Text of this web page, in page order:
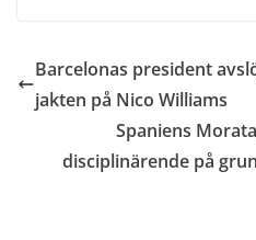
Barcelonas president
jakten på Nico Williams
Spaniens
disciplinärende på